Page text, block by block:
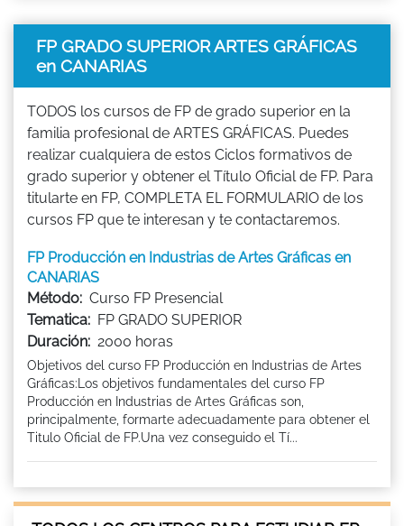
FP GRADO SUPERIOR ARTES GRÁFICAS
en CANARIAS
TODOS los cursos de FP de grado superior en la
familia profesional de ARTES GRÁFICAS. Puedes
realizar cualquiera de estos Ciclos formativos de
grado superior y obtener el Título Oficial de FP. Para
titularte en FP, COMPLETA EL FORMULARIO de los
cursos FP que te interesan y te contactaremos.
FP Producción en Industrias de Artes Gráficas en
CANARIAS
Método: Curso FP Presencial
Tematica: FP GRADO SUPERIOR
Duración: 2000 horas
Objetivos del curso FP Producción en Industrias de Artes
Gráficas:Los objetivos fundamentales del curso FP
Producción en Industrias de Artes Gráficas son,
principalmente, formarte adecuadamente para obtener el
Titulo Oficial de FP.Una vez conseguido el Tí...